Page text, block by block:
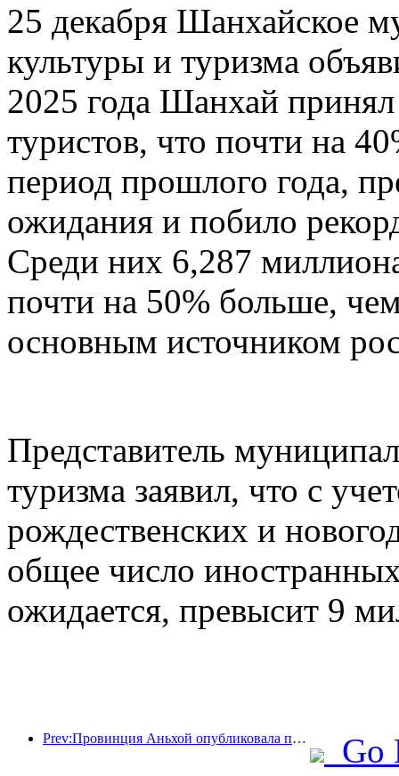
25 декабря Шанхайское
культуры и туризма
2025 года Шанхай
туристов, что почти на
период прошлого года,
ожидания и побило
Среди них 6,287
почти на 50% больше,
основным источником
Представитель
туризма заявил, что с
рождественских и
общее число
ожидается, превысит 9
Prev:Провинция Аньхой опубликовала проект «15-го пятилетнего плана», направленный на развитие индустрии культурного туризма в качестве одной из ключевых отраслей экономики. Go